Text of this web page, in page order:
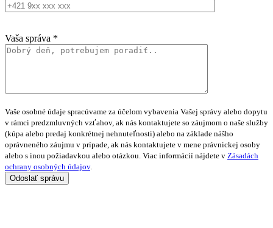
Vaša správa *
Vaše osobné údaje spracúvame za účelom vybavenia Vašej správy alebo dopytu
v rámci predzmluvných vzťahov, ak nás kontaktujete so záujmom o naše služby
(kúpa alebo predaj konkrétnej nehnuteľnosti) alebo na základe nášho
oprávneného záujmu v prípade, ak nás kontaktujete v mene právnickej osoby
alebo s inou požiadavkou alebo otázkou. Viac informácií nájdete v Zásadách
ochrany osobných údajov.